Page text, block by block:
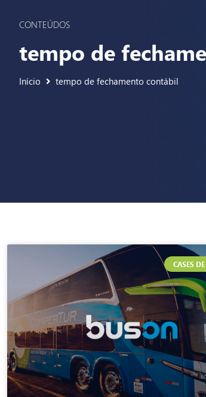
CONTEÚDOS
tempo de
Início tempo de fechamento contábil
CASES